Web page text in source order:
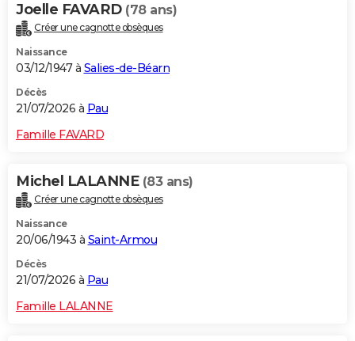
Joelle FAVARD (78 ans)
Créer une cagnotte obsèques
Naissance
03/12/1947 à Salies-de-Béarn
Décès
21/07/2026 à Pau
Famille FAVARD
Michel LALANNE (83 ans)
Créer une cagnotte obsèques
Naissance
20/06/1943 à Saint-Armou
Décès
21/07/2026 à Pau
Famille LALANNE